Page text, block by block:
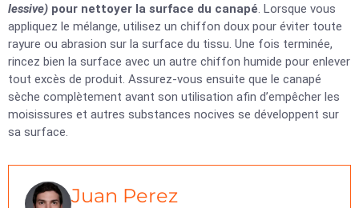
lessive) pour nettoyer la surface du canapé . Lorsque vous
appliquez le mélange, utilisez un chiffon doux pour éviter toute
rayure ou abrasion sur la surface du tissu. Une fois terminée,
rincez bien la surface avec un autre chiffon humide pour enlever
tout excès de produit. Assurez-vous ensuite que le canapé
sèche complètement avant son utilisation afin d’empêcher les
moisissures et autres substances nocives se développent sur
sa surface.
Juan Perez